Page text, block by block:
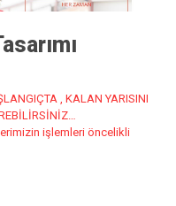
, KALAN YARISINI
işlemleri öncelikli